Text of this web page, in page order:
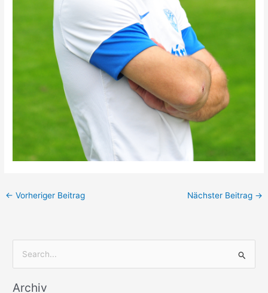
← Vorheriger Beitrag Nächster Beitrag →
c
Archiv